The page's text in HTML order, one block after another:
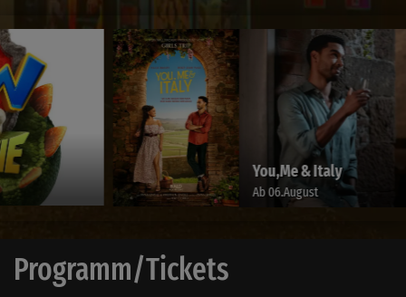
You,Me & Italy
Ab 06.August
Programm/Tickets